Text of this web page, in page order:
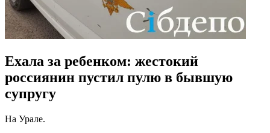
Ехала за ребенком: жестокий
россиянин пустил пулю в бывшую
супругу
На Урале.